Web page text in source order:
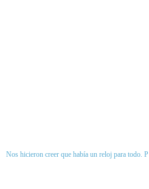
Nos hicieron creer que había un reloj para todo. P